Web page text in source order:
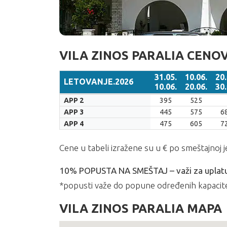
VILA ZINOS PARALIA
LETOVANJE.2026
31.05.
10.06.
10.06.
20.06.
LETOVANJE.2026
31.05.
10.06.
10.06.
20.06.
APP 2 395 525
APP 3
445 575
APP 4
475 605
Cene u tabeli izražene su u € po smeštajnoj
10% POPUSTA NA SMEŠTAJ – važi za
*popusti važe do popune određenih
VILA ZINOS PARALIA MAPA